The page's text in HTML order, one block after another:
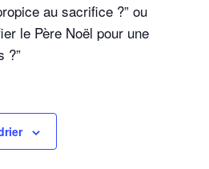
au sacrifice ?” ou
le Père Noël pour une
?”